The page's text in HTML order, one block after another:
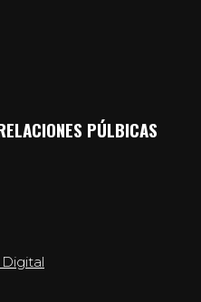
PÚLBICAS